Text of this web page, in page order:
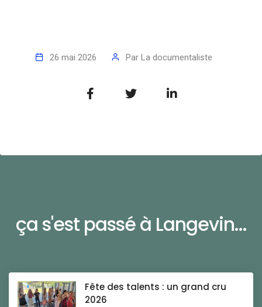
26 mai 2026 Par La documentaliste
ça s'est passé à Langevin...
Fête des talents : un grand cru
2026